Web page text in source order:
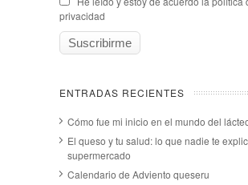
privacidad
ENTRADAS RECIENTES
Cómo fue mi inicio en el mundo del
El queso y tu salud: lo que nadie te
supermercado
Calendario de Adviento queseru